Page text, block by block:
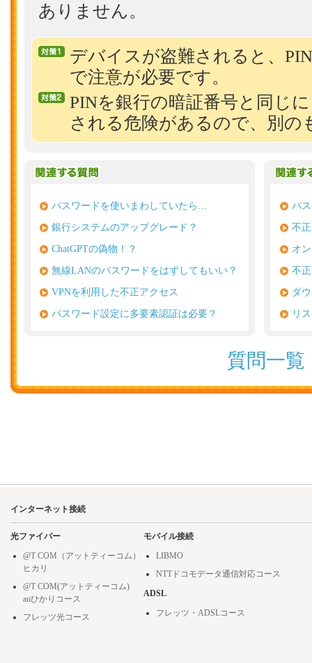
ありません。
デバイスが盗難されると、
で注意が必要です。
PINを銀行の暗証番号と同じ
される危険があるので、別の
パスワードを使いまわしていたら…
銀行システムのアップグレード？
ChatGPTの偽物！？
無線LANのパスワードをはずしてもいい？
VPNを利用した不正アクセス
パスワード設定に多要素認証は必要？
パ
不
オ
不
ダ
リ
質問一覧
インターネット接続
光ファイバー
@T COM（アットティーコム）
ヒカリ
@T COM(アットティーコム)
auひかりコース
フレッツ光コース
モバイル接続
LIBMO
NTTドコモデータ通信対応コース
ADSL
フレッツ・ADSLコース